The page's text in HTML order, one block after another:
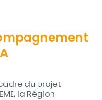
du projet
la Région